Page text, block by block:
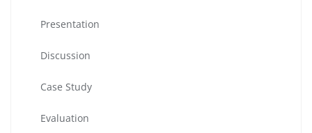
Presentation
Discussion
Case Study
Evaluation